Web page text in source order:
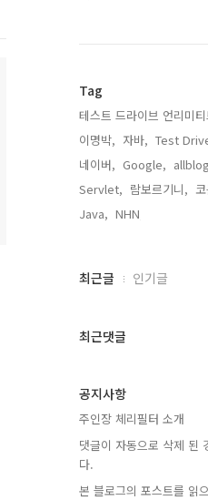
Tag
테스트 드라이브 언리미
이명박, 자바, Test
네이버, Google,
Servlet, 람보르기니,
Java, NHN,
최
과
글
최근글 인기글
최근댓글
공지사항
주인장 체리필터 소개
댓글이 자동으로 삭제 된
다.
본 블로그의 포스트를 읽